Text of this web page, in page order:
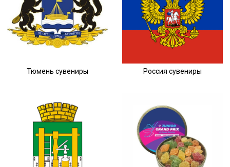
Тюмень сувениры Россия сувениры